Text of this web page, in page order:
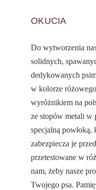
OKUCIA
Do wytworzenia
solidnych,
dedykowanych
w kolorze różowego
wyróżnikiem na
ze stopów metali w
specjalną
zabezpiecza je
przetestowane w
nam, żeby nasze
Twojego psa.